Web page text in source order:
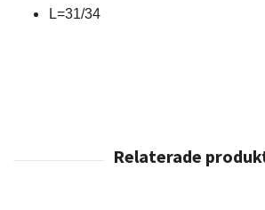
L=31/34